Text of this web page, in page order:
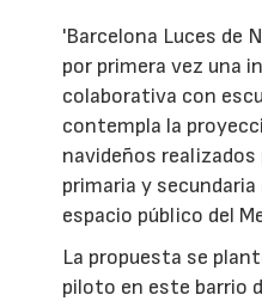
'Barcelona Luces de
por primera vez una
colaborativa con
contempla la
navideños realizados
primaria y
espacio público del
La propuesta se
piloto en este barrio